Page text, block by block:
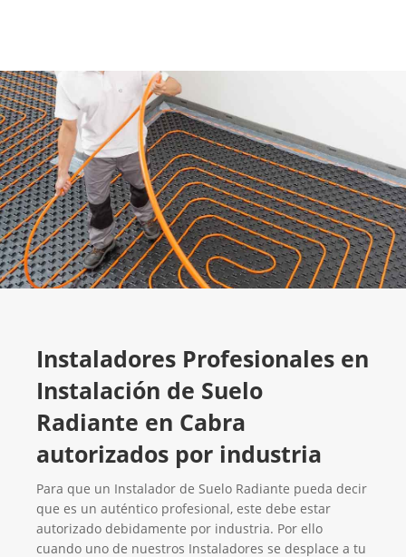
Instaladores Profesionales en
Instalación de Suelo
Radiante en Cabra
autorizados por industria
Para que un Instalador de Suelo Radiante pueda decir
que es un auténtico profesional, este debe estar
autorizado debidamente por industria. Por ello
cuando uno de nuestros Instaladores se desplace a tu